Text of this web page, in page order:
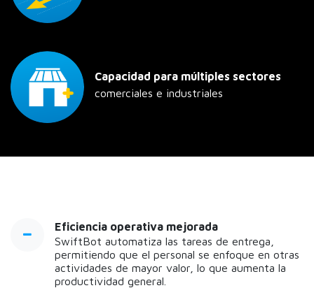
Capacidad para múltiples sectores
comerciales e industriales
Eficiencia operativa mejorada
SwiftBot automatiza las tareas de entrega,
permitiendo que el personal se enfoque en otras
actividades de mayor valor, lo que aumenta la
productividad general.